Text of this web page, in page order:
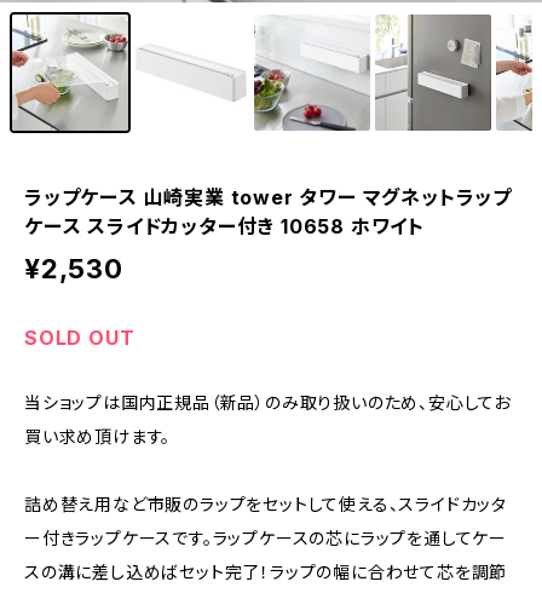
ラップケース 山崎実業 tower タワー マグネットラップ
ケース スライドカッター付き 10658 ホワイト
¥2,530
SOLD OUT
当ショップは国内正規品（新品）のみ取り扱いのため、安心してお
買い求め頂けます。
詰め替え用など市販のラップをセットして使える、スライドカッタ
ー付きラップケースです。ラップケースの芯にラップを通してケー
スの溝に差し込めばセット完了！ラップの幅に合わせて芯を調節